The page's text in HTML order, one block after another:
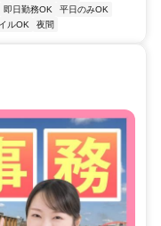
即日勤務OK
平日のみOK
ルOK 夜間